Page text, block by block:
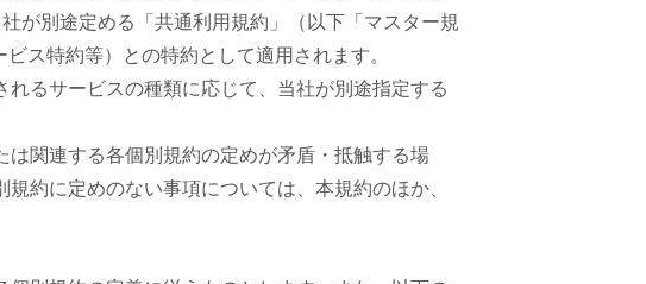
が別途定める「共通利用規約」（以下「マスター規
ス特約等）との特約として適用されます。
るサービスの種類に応じて、当社が別途指定する
関連する各個別規約の定めが矛盾・抵触する場
約に定めのない事項については、本規約のほか、